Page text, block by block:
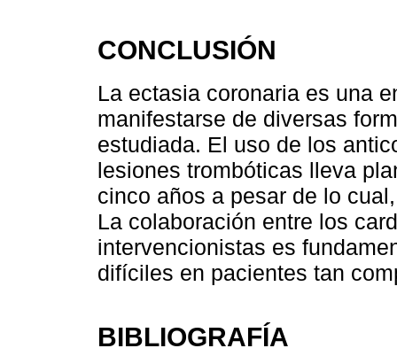
CONCLUSIÓN
La ectasia coronaria es una
manifestarse de diversas
estudiada. El uso de los
lesiones trombóticas lleva
cinco años a pesar de lo
La colaboración entre los
intervencionistas es
difíciles en pacientes tan
BIBLIOGRAFÍA